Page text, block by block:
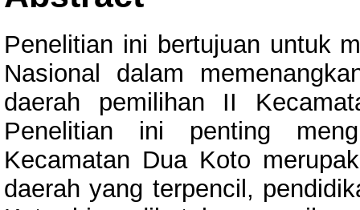
Penelitian ini bertujuan untuk
Nasional dalam
daerah pemilihan II
Penelitian ini penting
Kecamatan Dua Koto
daerah yang terpencil,